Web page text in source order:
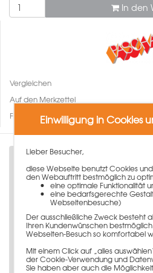
In den
Vergleichen
Auf den Merkzettel
Fragen zum Artikel
Beschreibung
PASCHAL-
Hochwertige PASCHAL-
Birkensperrholz für Ihre
Vielschichtiges,
Kein Aufquellen dank
Einwilligung in Cookies
Lieber Besucher,
diese Webseite benutzt Cookies
den Webauftritt bestmöglich zu
eine optimale Funktionalität
eine bedarfsgerechte
Webseitenbesuche)
Der ausschließliche Zweck besteht
Ihren Kundenwünschen
Webseiten-Besuch so komfortabel
Mit einem Click auf „alles
der Cookie-Verwendung und
Sie haben aber auch die